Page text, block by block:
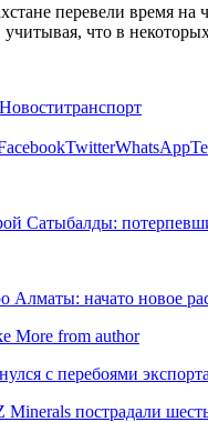
перевели время на
учитывая, что в
Новоститранспорт
TwitterWhatsApp
Сатыбалды:
Алматы: начато новое
More from author
с перебоями
пострадали